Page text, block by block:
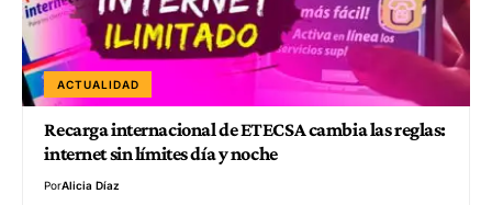
ACTUALIDAD
Recarga internacional de ETECSA cambia las reglas:
internet sin límites día y noche
PorAlicia Díaz